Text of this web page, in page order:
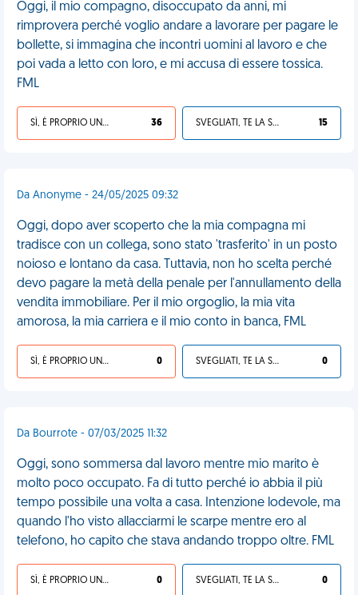
Oggi, il mio compagno, disoccupato da anni, mi
rimprovera perché voglio andare a lavorare per pagare le
bollette, si immagina che incontri uomini al lavoro e che
poi vada a letto con loro, e mi accusa di essere tossica.
FML
SÌ, È PROPRIO UNA VDM! 36 SVEGLIATI, TE LA SEI CERCATA! 15
Da Anonyme - 24/05/2025 09:32
Oggi, dopo aver scoperto che la mia compagna mi
tradisce con un collega, sono stato 'trasferito' in un posto
noioso e lontano da casa. Tuttavia, non ho scelta perché
devo pagare la metà della penale per l'annullamento della
vendita immobiliare. Per il mio orgoglio, la mia vita
amorosa, la mia carriera e il mio conto in banca, FML
SÌ, È PROPRIO UNA VDM! 0 SVEGLIATI, TE LA SEI CERCATA! 0
Da Bourrote - 07/03/2025 11:32
Oggi, sono sommersa dal lavoro mentre mio marito è
molto poco occupato. Fa di tutto perché io abbia il più
tempo possibile una volta a casa. Intenzione lodevole, ma
quando l'ho visto allacciarmi le scarpe mentre ero al
telefono, ho capito che stava andando troppo oltre. FML
SÌ, È PROPRIO UNA VDM! 0 SVEGLIATI, TE LA SEI CERCATA! 0